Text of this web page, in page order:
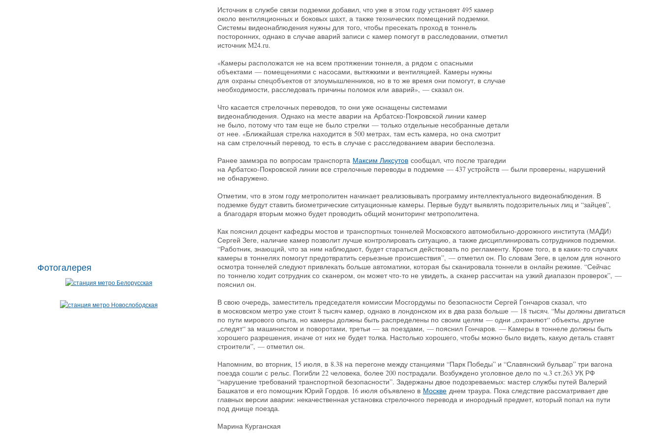
Источник в службе связи подземки добавил, что уже в этом году установят 495 камер
около вентиляционных и боковых шахт, а также технических помещений подземки.
Системы видеонаблюдения нужны для того, чтобы пресекать проход в тоннель
посторонних, однако в случае аварий записи с камер помогут в расследовании, отметил
источник M24.ru.
«Камеры расположатся не на всем протяжении тоннеля, а рядом с опасными
объектами — помещениями с насосами, вытяжкими и вентиляцией. Камеры нужны
для охраны спецобъектов от злоумышленников, но в то же время они помогут, в случае
необходимости, расследовать причины поломок или аварий», — сказал он.
Что касается стрелочных переводов, то они уже оснащены системами
видеонаблюдения. Однако на месте аварии на Арбатско-Покровской линии камер
не было, потому что там еще не было стрелки — только отдельные несобранные детали
от нее. «Ближайшая стрелка находится в 500 метрах, там есть камера, но она смотрит
на сам стрелочный перевод, то есть в случае с расследованием аварии бесполезна.
Ранее заммэра по вопросам транспорта Максим Ликсутов сообщал, что после трагедии
на Арбатско-Покровской линии все стрелочные переводы в подземке — 437 устройств — были проверены, нарушений
не обнаружено.
Отметим, что в этом году метрополитен начинает реализовывать программу интеллектуального видеонаблюдения. В
подземке будут ставить биометрические ситуационные камеры. Первые будут выявлять подозрительных лиц и “зайцев”,
а благодаря вторым можно будет проводить общий мониторинг метрополитена.
Как пояснил доцент кафедры мостов и транспортных тоннелей Московского автомобильно-дорожного института (МАДИ)
Сергей Зеге, наличие камер позволит лучше контролировать ситуацию, а также дисциплинировать сотрудников подземки.
“Работник, знающий, что за ним наблюдают, будет стараться действовать по регламенту. Кроме того, в в каких-то случаях
камеры в тоннелях помогут предотвратить серьезные происшествия”, — отметил он. По словам Зеге, в целом для ночного
осмотра тоннелей следуют привлекать больше автоматики, которая бы сканировала тоннели в онлайн режиме. “Сейчас
по тоннелю ходит сотрудник со сканером, он может что-то не увидеть, а сканер рассчитан на узкий диапазон проверок”, —
пояснил он.
В свою очередь, заместитель председателя комиссии Мосгордумы по безопасности Сергей Гончаров сказал, что
в московском метро уже стоит 8 тысяч камер, однако в лондонском их в два раза больше — 18 тысяч. “Мы должны двигаться
по пути мирового опыта, но камеры должны быть распределены по своим целям — одни „охраняют“ объекты, другие
„следят“ за машинистом и поворотами, третьи — за поездами, — пояснил Гончаров. — Камеры в тоннеле должны быть
хорошего разрешения, иначе от них не будет толка. Настолько хорошего, чтобы можно было видеть, какую деталь ставят
строители”, — отметил он.
Напомним, во вторник, 15 июля, в 8.38 на перегоне между станциями “Парк Победы” и “Славянский бульвар” три вагона
поезда сошли с рельс. Погибли 22 человека, более 200 пострадали. Возбуждено уголовное дело по ч.3 ст.263 УК РФ
“нарушение требований транспортной безопасности”. Задержаны двое подозреваемых: мастер службы путей Валерий
Башкатов и его помощник Юрий Гордов. 16 июля объявлено в Москве днем траура. Пока следствие рассматривает две
главных версии аварии: некачественная установка стрелочного перевода и инородный предмет, который попал на пути
под днище поезда.
Марина Курганская
Фотогалерея